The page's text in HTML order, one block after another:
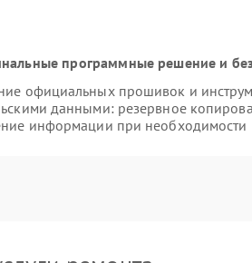
программные решение и
официальных прошивок и
данными: резервное
информации при необходимости